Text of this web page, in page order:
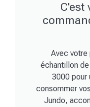
C'est
Avec votre
échantillon
3000 pour
consommer
Jundo,